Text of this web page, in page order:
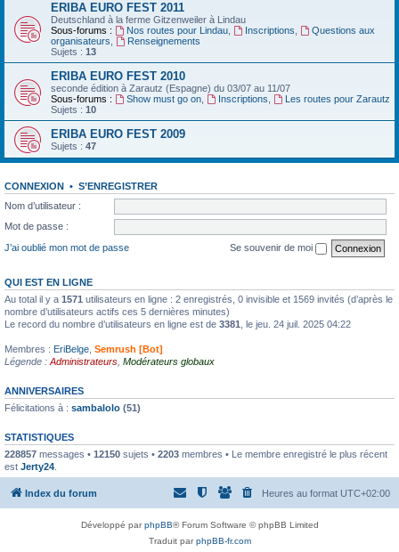
ERIBA EURO FEST 2011
Deutschland‏ à la ferme Gitzenweiler à Lindau
Sous-forums :
Nos routes pour Lindau, Inscriptions
Questions aux
organisateurs
Renseignements
Sujets : 13
ERIBA EURO FEST 2010
seconde édition à Zarautz (Espagne) du 03/07 au 11/07
Sous-forums :
Show must go on, Inscriptions
Les routes pour Zarautz
Sujets : 10
ERIBA EURO FEST 2009
Sujets : 47
CONNEXION • S’ENREGISTRER
Nom d’utilisateur :
Mot de passe :
J’ai oublié mon mot de passe
Se souvenir de moi
QUI EST EN LIGNE
Au total il y a 1571 utilisateurs en ligne : 2 enregistrés, 0 invisible et 1569 invités (d’après le
nombre d’utilisateurs actifs ces 5 dernières minutes)
Le record du nombre d’utilisateurs en ligne est de 3381 , le jeu. 24 juil. 2025 04:22
Membres : EriBelge Semrush [Bot]
Légende : Administrateurs Modérateurs globaux
ANNIVERSAIRES
Félicitations à : sambalolo (51)
STATISTIQUES
228857 messages • 12150 sujets • 2203 membres • Le membre enregistré le plus récent
est Jerty24
Index du forum Heures au format UTC+02:00
Développé parphpBB® Forum Software © phpBB Limited
Traduit parphpBB-fr.com